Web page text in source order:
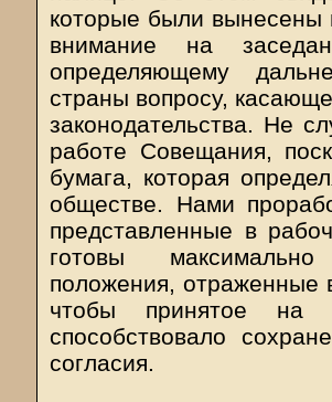
которые были вынесены
внимание на
определяющему
страны вопросу,
законодательства. Не
работе Совещания,
бумага, которая
обществе. Нами
представленные в
готовы максимально
положения, отраженные
чтобы принятое на
способствовало
согласия.